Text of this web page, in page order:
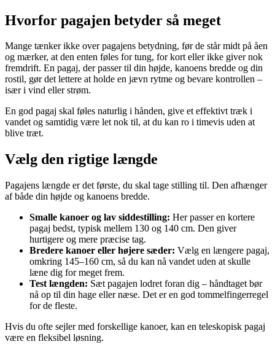
Hvorfor pagajen betyder så meget
Mange tænker ikke over pagajens betydning, før de står midt på åen
og mærker, at den enten føles for tung, for kort eller ikke giver nok
fremdrift. En pagaj, der passer til din højde, kanoens bredde og din
rostil, gør det lettere at holde en jævn rytme og bevare kontrollen –
især i vind eller strøm.
En god pagaj skal føles naturlig i hånden, give et effektivt træk i
vandet og samtidig være let nok til, at du kan ro i timevis uden at
blive træt.
Vælg den rigtige længde
Pagajens længde er det første, du skal tage stilling til. Den afhænger
af både din højde og kanoens bredde.
Smalle kanoer og lav siddestilling: Her passer en kortere
pagaj bedst, typisk mellem 130 og 140 cm. Den giver
hurtigere og mere præcise tag.
Bredere kanoer eller højere sæder: Vælg en længere pagaj,
omkring 145–160 cm, så du kan nå vandet uden at skulle
læne dig for meget frem.
Test længden: Sæt pagajen lodret foran dig – håndtaget bør
nå op til din hage eller næse. Det er en god tommelfingerregel
for de fleste.
Hvis du ofte sejler med forskellige kanoer, kan en teleskopisk pagaj
være en fleksibel løsning.